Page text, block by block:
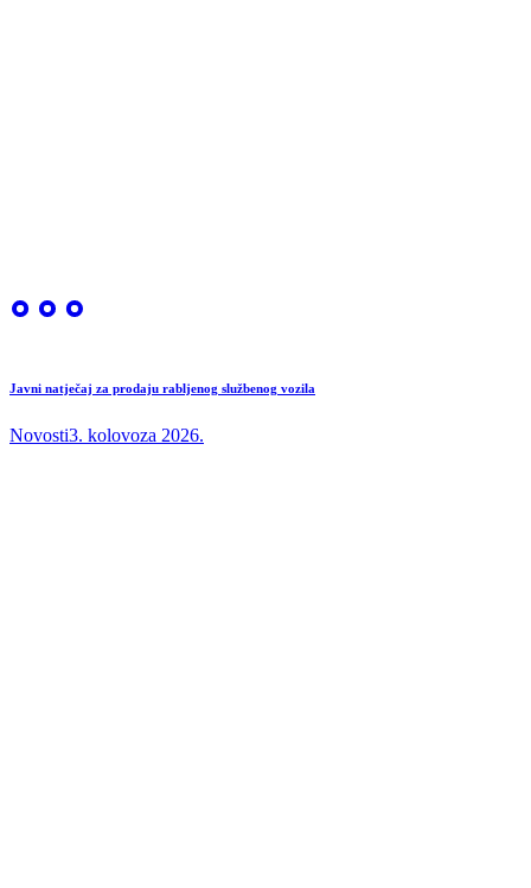
Javni natječaj za prodaju rabljenog službenog vozila
Novosti3. kolovoza 2026.